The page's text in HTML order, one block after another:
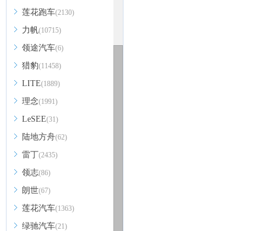
莲花跑车(2130)
力帆(10715)
领途汽车(6)
猎豹(11458)
LITE(1889)
理念(1991)
LeSEE(31)
陆地方舟(62)
雷丁(2435)
领志(86)
朗世(67)
莲花汽车(1363)
绿驰汽车(21)